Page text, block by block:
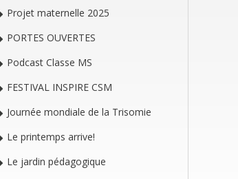
Projet maternelle 2025
PORTES OUVERTES
Podcast Classe MS
FESTIVAL INSPIRE CSM
Journée mondiale de la Trisomie
Le printemps arrive!
Le jardin pédagogique